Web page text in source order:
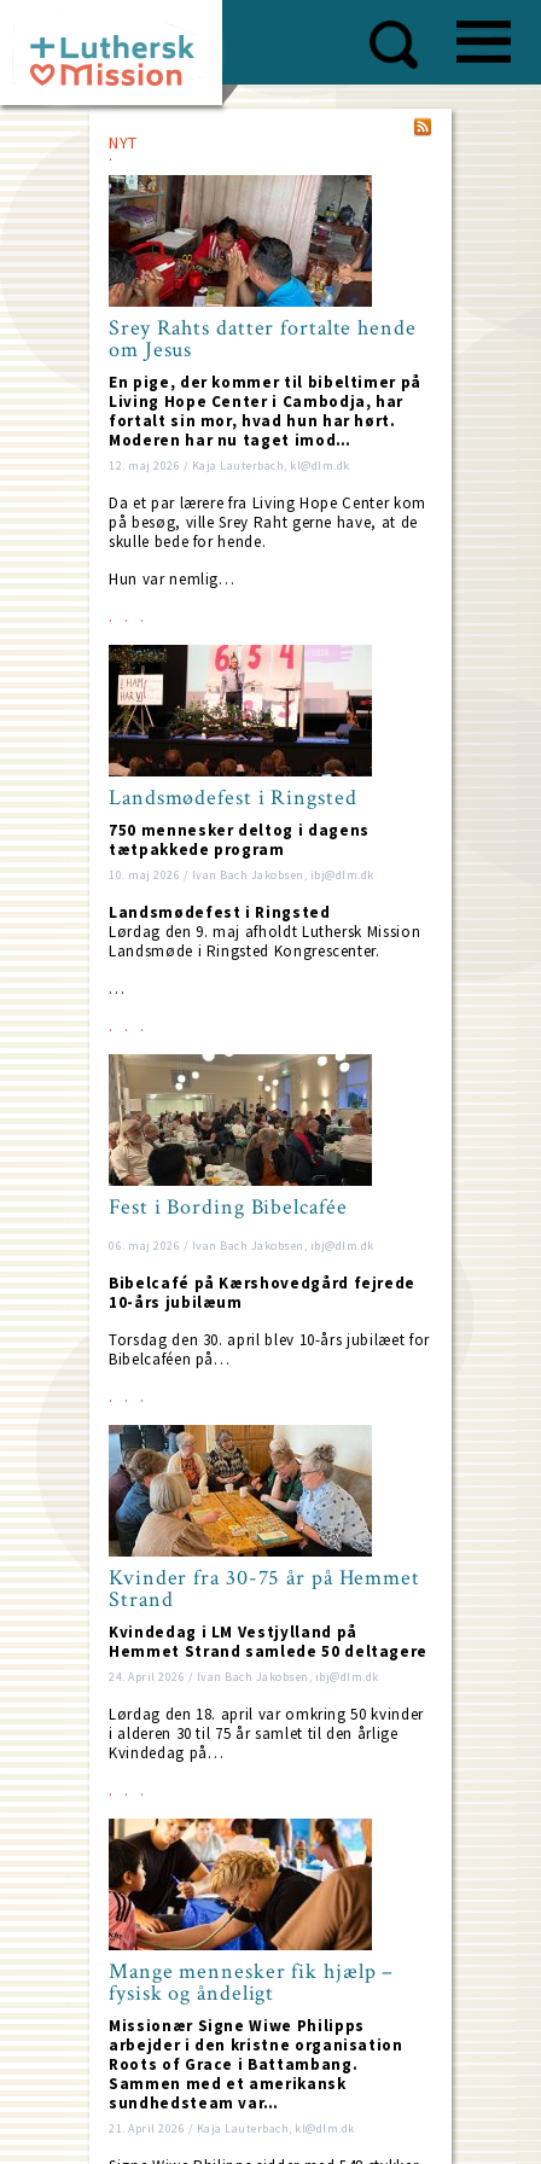
main
content
NYT
Srey Rahts datter fortalte hende
om Jesus
En pige, der kommer til bibeltimer på
Living Hope Center i Cambodja, har
fortalt sin mor, hvad hun har hørt.
Moderen har nu taget imod…
12. maj 2026 / Kaja Lauterbach, kl@dlm.dk
Da et par lærere fra Living Hope Center kom
på besøg, ville Srey Raht gerne have, at de
skulle bede for hende.
Hun var nemlig…
Landsmødefest i Ringsted
750 mennesker deltog i dagens
tætpakkede program
10. maj 2026 / Ivan Bach Jakobsen, ibj@dlm.dk
Landsmødefest i Ringsted
Lørdag den 9. maj afholdt Luthersk Mission
Landsmøde i Ringsted Kongrescenter.
…
Fest i Bording Bibelcafée
06. maj 2026 / Ivan Bach Jakobsen, ibj@dlm.dk
Bibelcafé på Kærshovedgård fejrede
10-års jubilæum
Torsdag den 30. april blev 10-års jubilæet for
Bibelcaféen på…
Kvinder fra 30-75 år på Hemmet
Strand
Kvindedag i LM Vestjylland på
Hemmet Strand samlede 50 deltagere
24. April 2026 / Ivan Bach Jakobsen, ibj@dlm.dk
Lørdag den 18. april var omkring 50 kvinder
i alderen 30 til 75 år samlet til den årlige
Kvindedag på…
Mange mennesker fik hjælp –
fysisk og åndeligt
Missionær Signe Wiwe Philipps
arbejder i den kristne organisation
Roots of Grace i Battambang.
Sammen med et amerikansk
sundhedsteam var…
21. April 2026 / Kaja Lauterbach, kl@dlm.dk